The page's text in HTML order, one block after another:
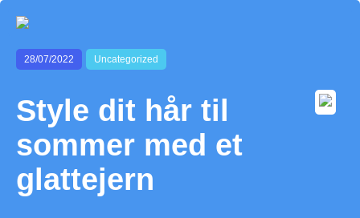
28/07/2022 Uncategorized
Style dit hår til
sommer med et
glattejern